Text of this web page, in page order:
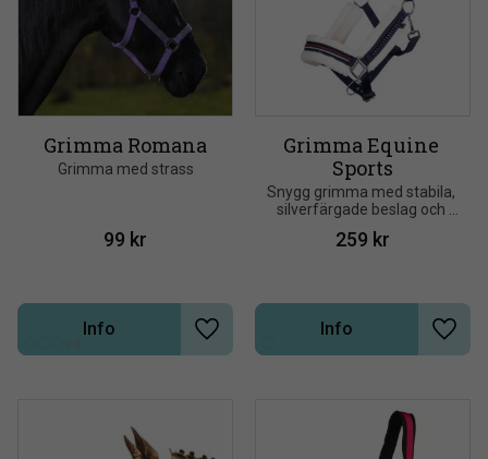
Grimma Romana
Grimma med strass
99 kr
Lägg till i önskelista
Info
Grimma Equine
Sports
Snygg grimma med stabila,
silverfärgade beslag och
259 kr
Lägg
Info